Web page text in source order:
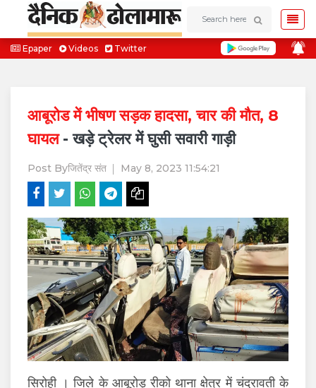
Epaper Videos Twitter
आबूरोड में भीषण सड़क हादसा, चार की मौत, 8
घायल- खड़े ट्रेलर में घुसी सवारी गाड़ी
Post Byजितेंद्र संत May 8, 2023 11:54:21
सिरोही । जिले के आबूरोड़ रीको थाना क्षेत्र में चंद्रावती के